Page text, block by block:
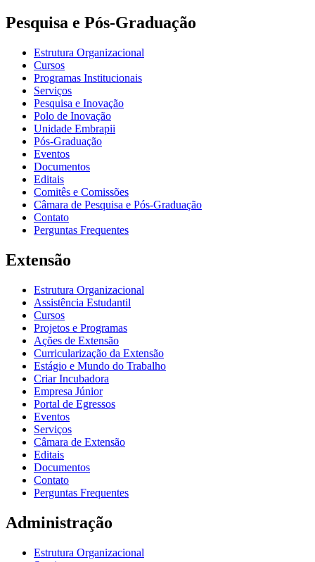
Pesquisa e Pós-Graduação
Estrutura Organizacional
Cursos
Programas Institucionais
Serviços
Pesquisa e Inovação
Polo de Inovação
Unidade Embrapii
Pós-Graduação
Eventos
Documentos
Editais
Comitês e Comissões
Câmara de Pesquisa e Pós-Graduação
Contato
Perguntas Frequentes
Extensão
Estrutura Organizacional
Assistência Estudantil
Cursos
Projetos e Programas
Ações de Extensão
Curricularização da Extensão
Estágio e Mundo do Trabalho
Criar Incubadora
Empresa Júnior
Portal de Egressos
Eventos
Serviços
Câmara de Extensão
Editais
Documentos
Contato
Perguntas Frequentes
Administração
Estrutura Organizacional